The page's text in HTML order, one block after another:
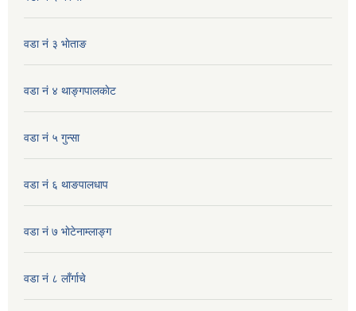
वडा नं ३ भाेताङ
वडा नं ४ थाङ्गपालकाेट
वडा नं ५ गुन्सा
वडा नं ६ थाङपालधाप
वडा नं ७ भाेटेनाम्लाङ्ग
वडा नं ८ लाँर्गाचे